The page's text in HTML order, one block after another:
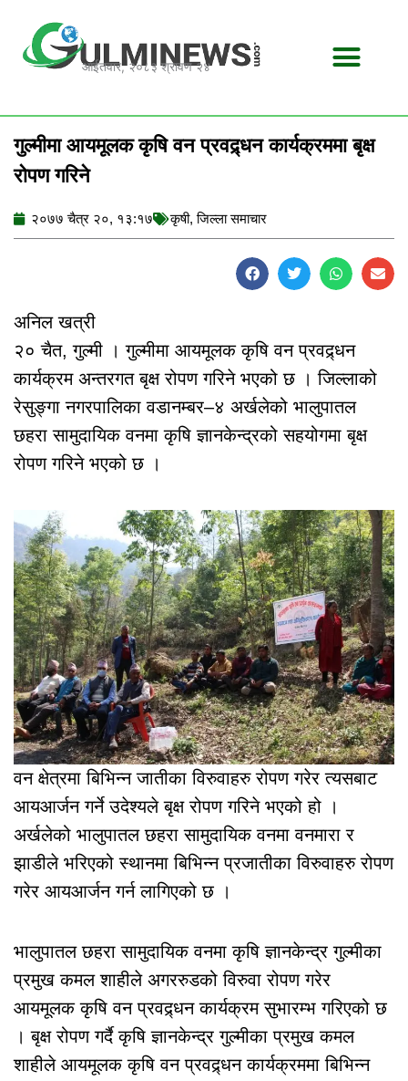
content
आईतवार, २०८३ श्रावण २४
गुल्मीमा आयमूलक कृषि वन प्रवद्र्धन कार्यक्रममा बृक्ष
रोपण गरिने
२०७७ चैत्र २०, १३:१७ कृषी,जिल्ला समाचार
अनिल खत्री
२० चैत, गुल्मी । गुल्मीमा आयमूलक कृषि वन प्रवद्र्धन
कार्यक्रम अन्तरगत बृक्ष रोपण गरिने भएको छ । जिल्लाको
रेसुङ्गा नगरपालिका वडानम्बर–४ अर्खलेको भालुपातल
छहरा सामुदायिक वनमा कृषि ज्ञानकेन्द्रको सहयोगमा बृक्ष
रोपण गरिने भएको छ ।
वन क्षेत्रमा बिभिन्न जातीका विरुवाहरु रोपण गरेर त्यसबाट
आयआर्जन गर्ने उदेश्यले बृक्ष रोपण गरिने भएको हो ।
अर्खलेको भालुपातल छहरा सामुदायिक वनमा वनमारा र
झाडीले भरिएको स्थानमा बिभिन्न प्रजातीका विरुवाहरु रोपण
गरेर आयआर्जन गर्न लागिएको छ ।
भालुपातल छहरा सामुदायिक वनमा कृषि ज्ञानकेन्द्र गुल्मीका
प्रमुख कमल शाहीले अगररुडको विरुवा रोपण गरेर
आयमूलक कृषि वन प्रवद्र्धन कार्यक्रम सुभारम्भ गरिएको छ
। बृक्ष रोपण गर्दै कृषि ज्ञानकेन्द्र गुल्मीका प्रमुख कमल
शाहीले आयमूलक कृषि वन प्रवद्र्धन कार्यक्रममा बिभिन्न